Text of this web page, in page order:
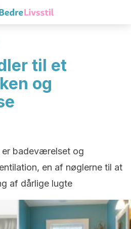
til et
og
er badeværelset og
en af nøglerne til at
af dårlige lugte